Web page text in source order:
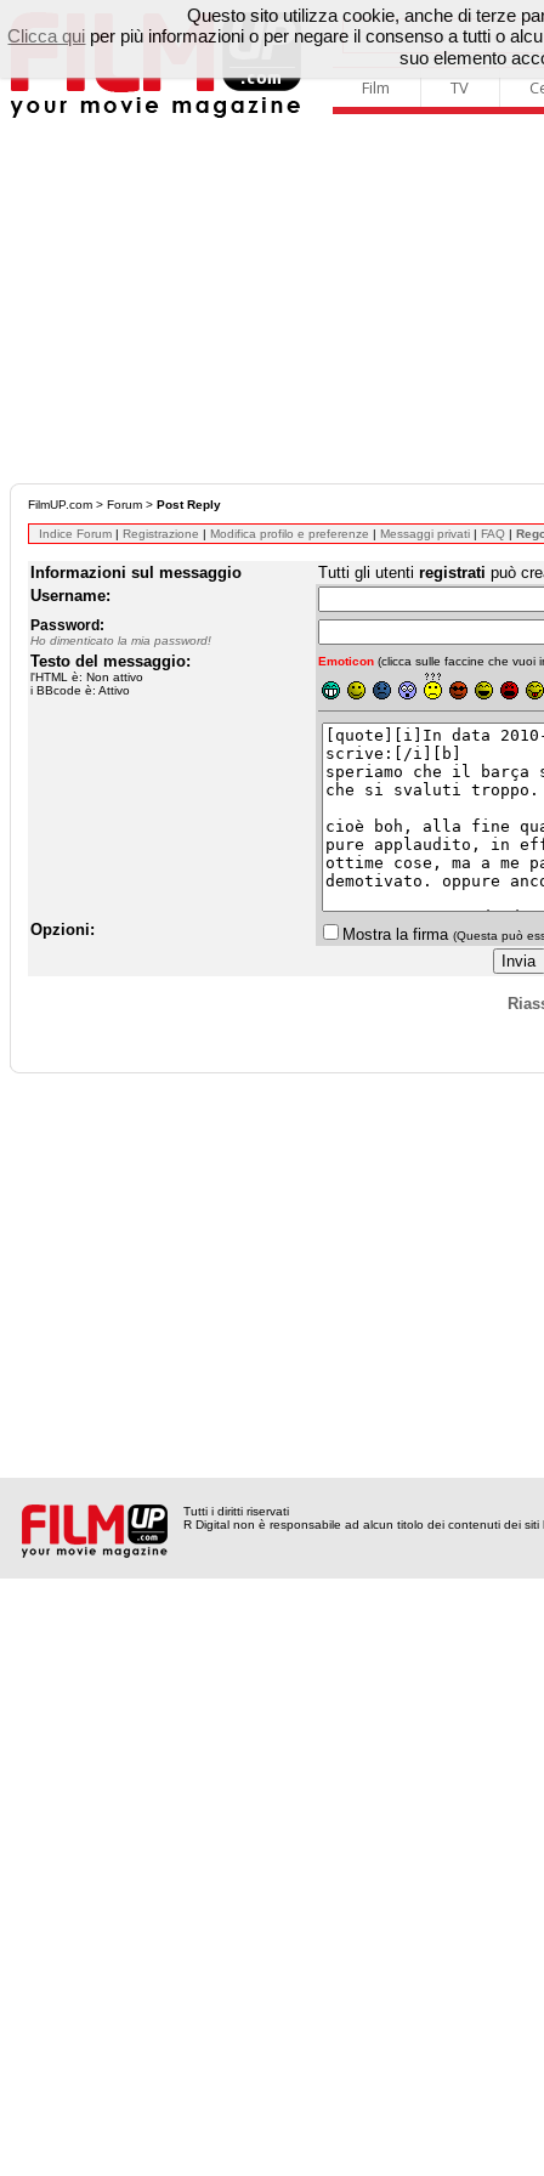
Film TV
FilmUP.com > Forum > Post Reply
Indice Forum | Registrazione | Modifica profilo e preferenze | Messaggi privati | FAQ |
Informazioni sul messaggio Tutti gli utenti registrati può
Username:
Password:
Ho dimenticato la mia password!
Testo del messaggio:
l'HTML è: Non attivo
i BBcode è: Attivo
Emoticon (clicca sulle faccine che vuoi
Opzioni: Mostra la firma (Questa può
Tutti i diritti riservati
R Digital non è responsabile ad alcun titolo dei contenuti dei siti
Questo sito utilizza cookie, anche di terze
Clicca qui per più informazioni o per negare il consenso a tutti o
suo elemento